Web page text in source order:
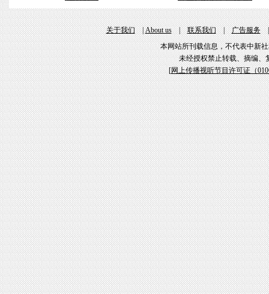
关于我们|About us|联系我们|广告服务
本网站所刊载信息，不代表中新
未经授权禁止转载、摘编、
[网上传播视听节目许可证（